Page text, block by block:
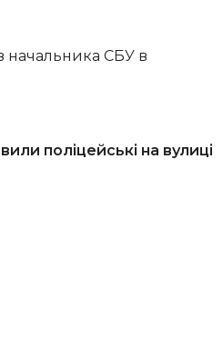
начальника СБУ в
поліцейські на вулиці